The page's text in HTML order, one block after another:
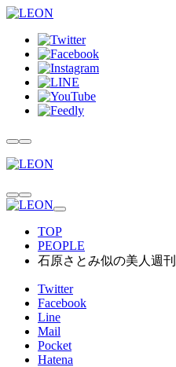
TOP
PEOPLE
石原さとみ似の美人週
Twitter
Facebook
Line
Mail
Pocket
Hatena